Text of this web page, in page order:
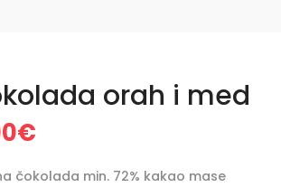
orah i med
€
čokolada min. 72% kakao mase